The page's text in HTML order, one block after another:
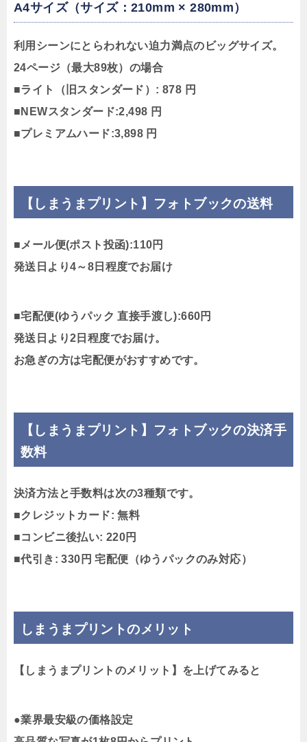
A4サイズ（サイズ：210mm × 280mm）
利用シーンにとらわれない迫力満点のビッグサイズ。
24ページ（最大89枚）の場合
■ライト（旧スタンダード）: 878 円
■NEWスタンダード:2,498 円
■プレミアムハード:3,898 円
【しまうまプリント】フォトブックの送料
■メール便(ポスト投函):110円
発送日より4～8日程度でお届け
■宅配便(ゆうパック 直接手渡し):660円
発送日より2日程度でお届け。
お急ぎの方は宅配便がおすすめです。
【しまうまプリント】フォトブックの決済手
数料
決済方法と手数料は次の3種類です。
■クレジットカード: 無料
■コンビニ後払い: 220円
■代引き: 330円 宅配便（ゆうパックのみ対応）
しまうまプリントのメリット
【しまうまプリントのメリット】を上げてみると
●業界最安級の価格設定